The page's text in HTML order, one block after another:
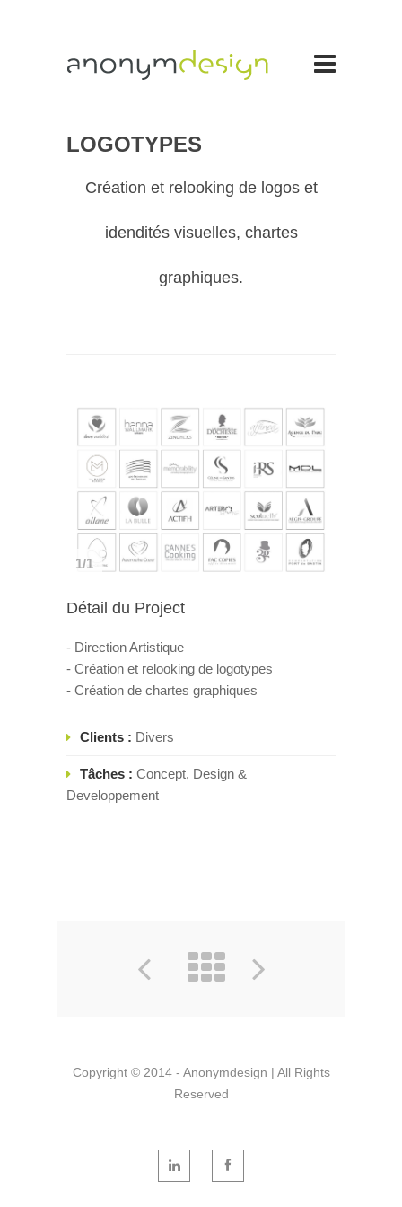
LOGOTYPES
Création et relooking de logos et
idendités visuelles, chartes
graphiques.
1/1
Détail du Project
- Direction Artistique
- Création et relooking de logotypes
- Création de chartes graphiques
Clients : Divers
Tâches : Concept, Design &
Developpement
Copyright © 2014 - Anonymdesign | All Rights
Reserved